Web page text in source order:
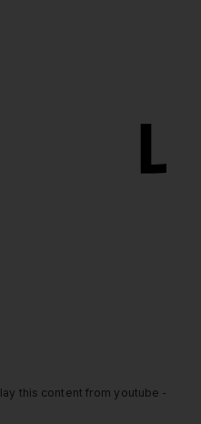
this content from youtube -